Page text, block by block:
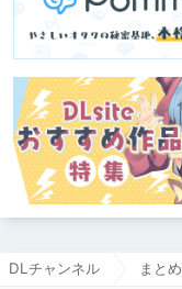
DLチャンネル まとめ